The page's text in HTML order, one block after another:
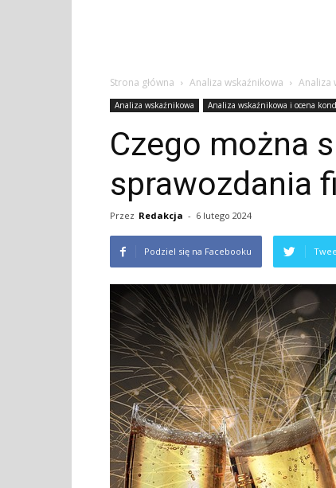
Strona główna Analiza wskaźnikowa Analiza
Analiza wskaźnikowa Analiza wskaźnikowa i ocena
Czego można
sprawozdania
Przez Redakcja - 6 lutego 2024
Podziel się na Facebooku